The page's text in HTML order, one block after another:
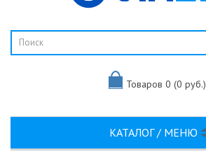
Товаров 0 (0 руб.)
КАТАЛОГ / МЕНЮ